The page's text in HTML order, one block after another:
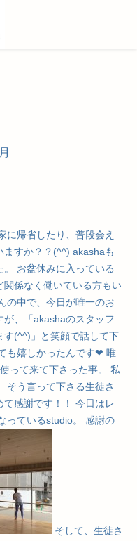
に帰省したり、普段会え
ますか？？(^^) akashaも
お盆休みに入っている
係なく働いている方もい
の中で、今日が唯一のお
、「akashaのスタッフ
す(^^)」と笑顔で話して下
も嬉しかったんです❤︎ 唯
って来て下さった事。 私
そう言って下さる生徒さ
感謝です！！ 今日はレ
っているstudio。 感謝の
そして、生徒さ